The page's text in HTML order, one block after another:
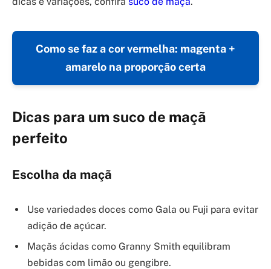
Como se faz a cor vermelha: magenta +
amarelo na proporção certa
Dicas para um suco de maçã
perfeito
Escolha da maçã
Use variedades doces como Gala ou Fuji para evitar
adição de açúcar.
Maçãs ácidas como Granny Smith equilibram
bebidas com limão ou gengibre.